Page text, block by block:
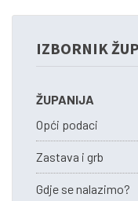
IZBORNIK
ŽUPANIJA
Opći podaci
Zastava i grb
Gdje se nalazimo?